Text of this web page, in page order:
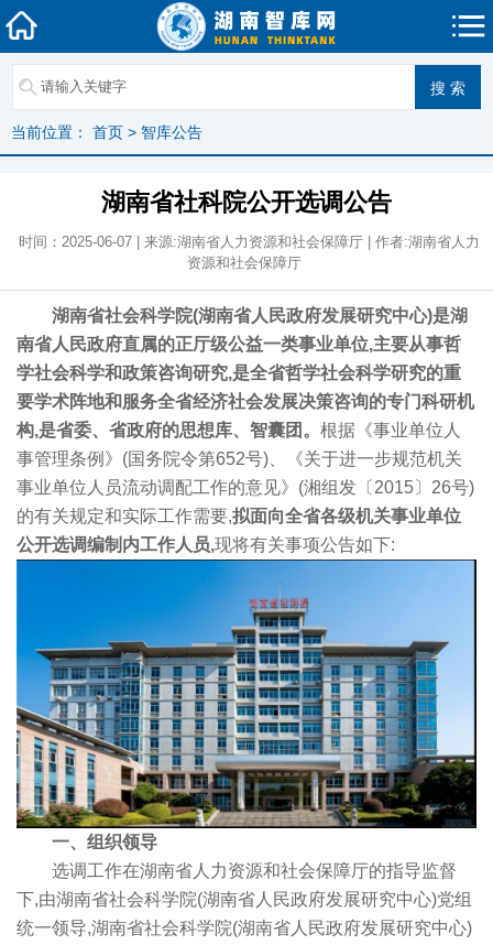
当前位置： 首页 > 智库公告
湖南省社科院公开选调公告
时间：2025-06-07 | 来源:湖南省人力资源和社会保障厅 | 作者:湖南省人力
资源和社会保障厅
湖南省社会科学院(湖南省人民政府发展研究中心)是湖
南省人民政府直属的正厅级公益一类事业单位,主要从事哲
学社会科学和政策咨询研究,是全省哲学社会科学研究的重
要学术阵地和服务全省经济社会发展决策咨询的专门科研机
构,是省委、省政府的思想库、智囊团。 根据《事业单位人
事管理条例》(国务院令第652号)、《关于进一步规范机关
事业单位人员流动调配工作的意见》(湘组发〔2015〕26号)
的有关规定和实际工作需要,拟面向全省各级机关事业单位
公开选调编制内工作人员,现将有关事项公告如下:
一、组织领导
选调工作在湖南省人力资源和社会保障厅的指导监督
下,由湖南省社会科学院(湖南省人民政府发展研究中心)党组
统一领导,湖南省社会科学院(湖南省人民政府发展研究中心)